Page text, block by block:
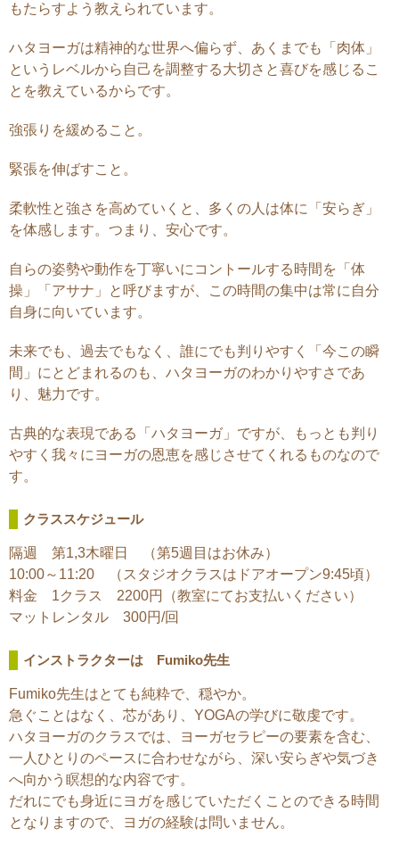
もたらすよう教えられています。
ハタヨーガは精神的な世界へ偏らず、あくまでも「肉体」
というレベルから自己を調整する大切さと喜びを感じるこ
とを教えているからです。
強張りを緩めること。
緊張を伸ばすこと。
柔軟性と強さを高めていくと、多くの人は体に「安らぎ」
を体感します。つまり、安心です。
自らの姿勢や動作を丁寧いにコントールする時間を「体
操」「アサナ」と呼びますが、この時間の集中は常に自分
自身に向いています。
未来でも、過去でもなく、誰にでも判りやすく「今この瞬
間」にとどまれるのも、ハタヨーガのわかりやすさであ
り、魅力です。
古典的な表現である「ハタヨーガ」ですが、もっとも判り
やすく我々にヨーガの恩恵を感じさせてくれるものなので
す。
クラススケジュール
隔週 第1,3木曜日 （第5週目はお休み）
10:00～11:20 （スタジオクラスはドアオープン9:45頃）
料金 1クラス 2200円（教室にてお支払いください）
マットレンタル 300円/回
インストラクターは Fumiko先生
Fumiko先生はとても純粋で、穏やか。
急ぐことはなく、芯があり、YOGAの学びに敬虔です。
ハタヨーガのクラスでは、ヨーガセラピーの要素を含む、
一人ひとりのペースに合わせながら、深い安らぎや気づき
へ向かう瞑想的な内容です。
だれにでも身近にヨガを感じていただくことのできる時間
となりますので、ヨガの経験は問いません。